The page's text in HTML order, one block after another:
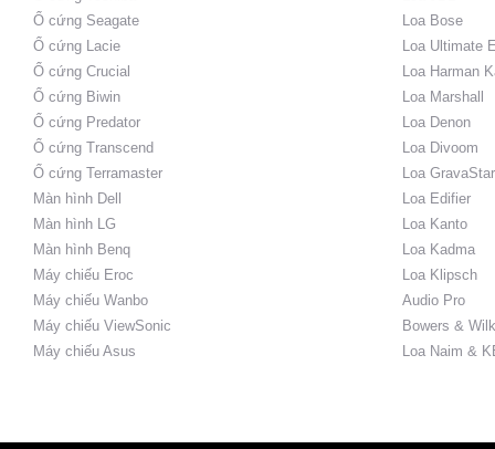
Ổ cứng Seagate
Ổ cứng Lacie
Ổ cứng Crucial
Ổ cứng Biwin
Ổ cứng Predator
Ổ cứng Transcend
Ổ cứng Terramaster
Màn hình Dell
Màn hình LG
Màn hình Benq
Máy chiếu Eroc
Máy chiếu Wanbo
Máy chiếu ViewSonic
Máy chiếu Asus
Loa Bose
Loa Ultimate
Loa Harman
Loa Marshall
Loa Denon
Loa Divoom
Loa GravaStar
Loa Edifier
Loa Kanto
Loa Kadma
Loa Klipsch
Audio Pro
Bowers &
Loa Naim &